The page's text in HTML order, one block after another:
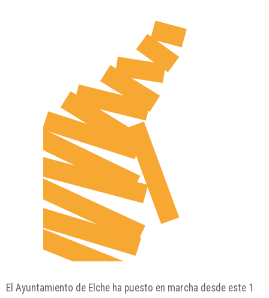
El Ayuntamiento de Elche ha puesto en marcha desde este 1